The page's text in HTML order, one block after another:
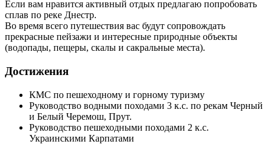
Если вам нравится активный отдых предлагаю попробовать
сплав по реке Днестр.
Во время всего путешествия вас будут сопровождать
прекрасные пейзажи и интересные природные объекты
(водопады, пещеры, скалы и сакральные места).
Достижения
КМС по пешеходному и горному туризму
Руководство водными походами 3 к.с. по рекам Черный
и Белый Черемош, Прут.
Руководство пешеходными походами 2 к.с.
Украинскими Карпатами